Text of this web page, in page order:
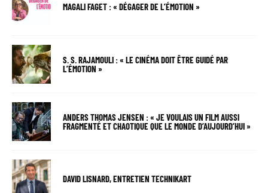
MAGALI FAGET : « DÉGAGER DE L’ÉMOTION »
S. S. RAJAMOULI : « LE CINÉMA DOIT ÊTRE GUIDÉ PAR
L’ÉMOTION »
ANDERS THOMAS JENSEN : « JE VOULAIS UN FILM AUSSI
FRAGMENTÉ ET CHAOTIQUE QUE LE MONDE D’AUJOURD’HUI »
DAVID LISNARD, ENTRETIEN TECHNIKART